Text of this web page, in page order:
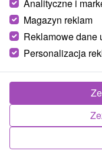
Crystal
Dubnica nad
Moderná ubytovňa
izbami a
Analityczne i
Magazyn reklam
Reklamowe dane
Personalizacja